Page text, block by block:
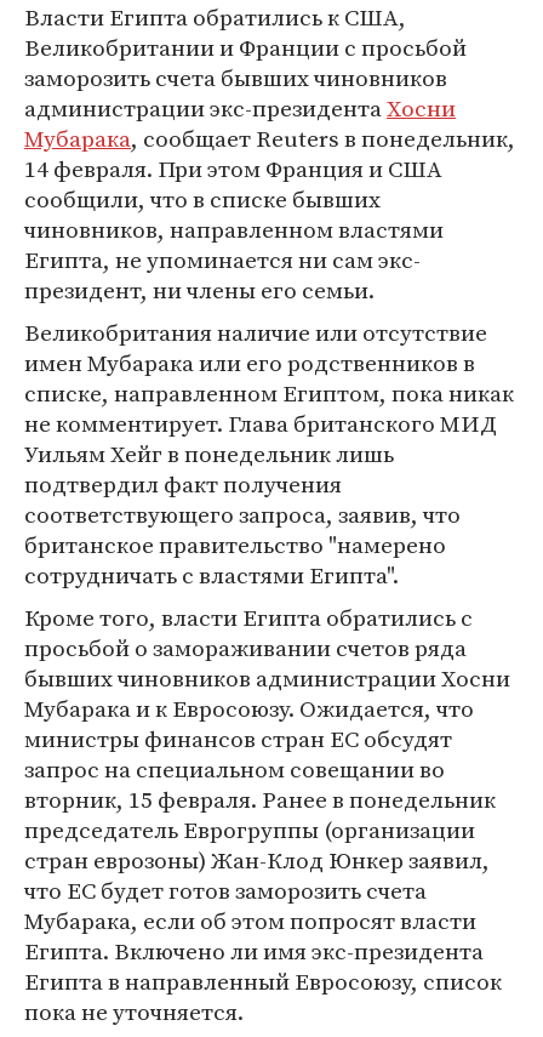
Власти Египта обратились к США,
Великобритании и Франции с просьбой
заморозить счета бывших чиновников
администрации экс-президентаХосни
Мубарака, сообщает Reuters в понедельник,
14 февраля. При этом Франция и США
сообщили, что в списке бывших
чиновников, направленном властями
Египта, не упоминается ни сам экс-
президент, ни члены его семьи.
Великобритания наличие или отсутствие
имен Мубарака или его родственников в
списке, направленном Египтом, пока никак
не комментирует. Глава британского МИД
Уильям Хейг в понедельник лишь
подтвердил факт получения
соответствующего запроса, заявив, что
британское правительство "намерено
сотрудничать с властями Египта".
Кроме того, власти Египта обратились с
просьбой о замораживании счетов ряда
бывших чиновников администрации Хосни
Мубарака и к Евросоюзу. Ожидается, что
министры финансов стран ЕС обсудят
запрос на специальном совещании во
вторник, 15 февраля. Ранее в понедельник
председатель Еврогруппы (организации
стран еврозоны) Жан-Клод Юнкер заявил,
что ЕС будет готов заморозить счета
Мубарака, если об этом попросят власти
Египта. Включено ли имя экс-президента
Египта в направленный Евросоюзу, список
пока не уточняется.